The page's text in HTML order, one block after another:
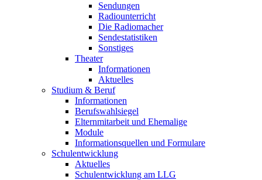
Sendungen
Radiounterricht
Die Radiomacher
Sendestatistiken
Sonstiges
Theater
Informationen
Aktuelles
Studium & Beruf
Informationen
Berufswahlsiegel
Elternmitarbeit und Ehemalige
Module
Informationsquellen und Formulare
Schulentwicklung
Aktuelles
Schulentwicklung am LLG